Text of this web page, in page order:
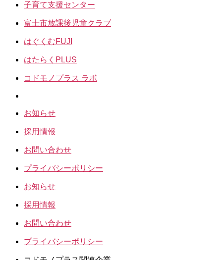
子育て支援センター
富士市放課後児童クラブ
はぐくむFUJI
はたらくPLUS
コドモノプラス ラボ
お知らせ
採用情報
お問い合わせ
プライバシーポリシー
お知らせ
採用情報
お問い合わせ
プライバシーポリシー